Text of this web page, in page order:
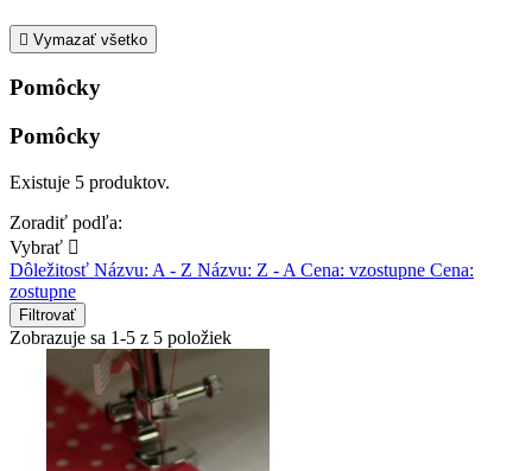
 Vymazať všetko
Pomôcky
Pomôcky
Existuje 5 produktov.
Zoradiť podľa:
Vybrať 
Dôležitosť Názvu: A - Z Názvu: Z - A Cena: vzostupne Cena:
zostupne
Filtrovať
Zobrazuje sa 1-5 z 5 položiek